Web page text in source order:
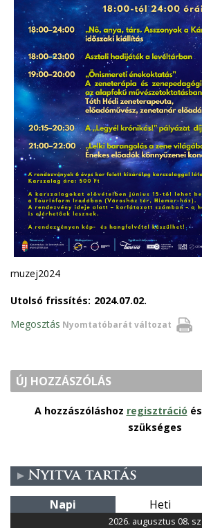
muzej2024
Utolsó frissítés: 2024.07.02.
Nyomtatóbarát változat
Megosztás
ÚJ HOZZÁSZÓLÁS
A hozzászóláshoz regisztráció és
szükséges
Nyitva tartás
Napi Heti
2026. augusztus 08. sz